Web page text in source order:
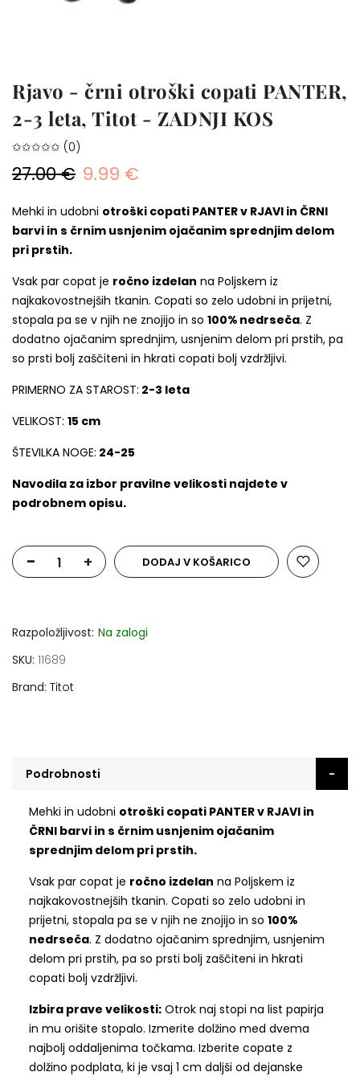
Rjavo - črni otroški copati PANTER,
2-3 leta, Titot - ZADNJI KOS
✩✩✩✩✩ (0)
9.99 €
27.00 €
Mehki in udobni otroški copati PANTER v RJAVI in ČRNI
barvi in s črnim usnjenim ojačanim sprednjim delom
pri prstih.
Vsak par copat je ročno izdelan na Poljskem iz
najkakovostnejših tkanin. Copati so zelo udobni in prijetni,
stopala pa se v njih ne znojijo in so 100% nedrseča. Z
dodatno ojačanim sprednjim, usnjenim delom pri prstih, pa
so prsti bolj zaščiteni in hkrati copati bolj vzdržljivi.
PRIMERNO ZA STAROST: 2-3 leta
VELIKOST: 15 cm
ŠTEVILKA NOGE: 24-25
Navodila za izbor pravilne velikosti najdete v
podrobnem opisu.
- + DODAJ V KOŠARICO
Razpoložljivost: Na zalogi
SKU 11689
Brand Titot
Podrobnosti
Mehki in udobni otroški copati PANTER v RJAVI in
ČRNI barvi in s črnim usnjenim ojačanim
sprednjim delom pri prstih.
Vsak par copat je ročno izdelan na Poljskem iz
najkakovostnejših tkanin. Copati so zelo udobni in
prijetni, stopala pa se v njih ne znojijo in so 100%
nedrseča. Z dodatno ojačanim sprednjim, usnjenim
delom pri prstih, pa so prsti bolj zaščiteni in hkrati
copati bolj vzdržljivi.
Izbira prave velikosti:Otrok naj stopi na list papirja
in mu orišite stopalo. Izmerite dolžino med dvema
najbolj oddaljenima točkama. Izberite copate z
dolžino podplata, ki je vsaj 1 cm daljši od dejanske